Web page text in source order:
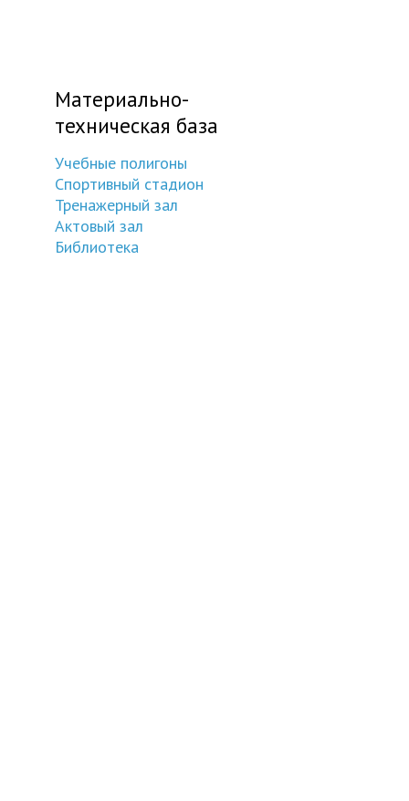
Материально-
техническая база
Учебные полигоны
Спортивный стадион
Тренажерный зал
Актовый зал
Библиотека